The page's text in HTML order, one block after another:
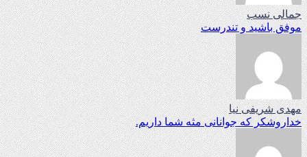
جمالی نسب
موفق باشید و تندرست
مهدی شریفی نیا
خداروشکر که جوانانی مثه شما داریم.